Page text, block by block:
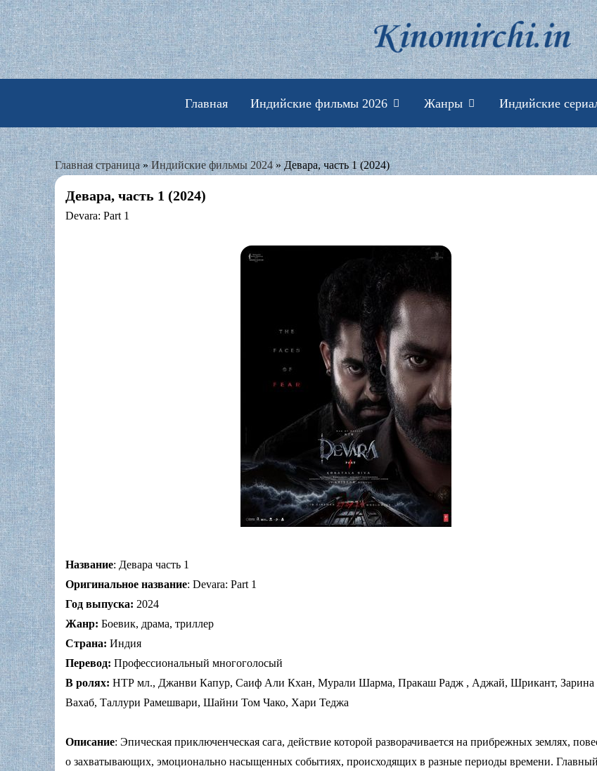
Skip
to
content
Индийские
Главная Индийские фильмы 2026 Жанры Индийские
Главная страница»Индийские фильмы 2024»Девара, часть 1 (2024)
Девара, часть 1 (2024)
Devara: Part 1
Название: Девара часть 1
Оригинальное название: Devara: Part 1
Год выпуска: 2024
Жанр: Боевик, драма, триллер
Страна: Индия
Перевод: Профессиональный многоголосый
В ролях: НТР мл., Джанви Капур, Саиф Али Кхан, Мурали Шарма, Пракаш Радж , Аджай, Шрикант, Зарина
Вахаб, Таллури Рамешвари, Шайни Том Чако, Хари Теджа
Описание: Эпическая приключенческая сага, действие которой разворачивается на прибрежных землях,
о захватывающих, эмоционально насыщенных событиях, происходящих в разные периоды времени. Главный